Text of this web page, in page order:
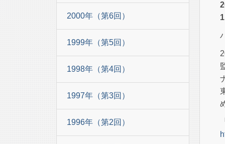
2000年（第6回）
1999年（第5回）
1998年（第4回）
1997年（第3回）
1996年（第2回）